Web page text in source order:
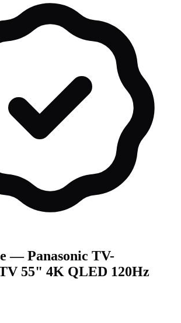
—Panasonic TV-
55" 4K QLED 120Hz